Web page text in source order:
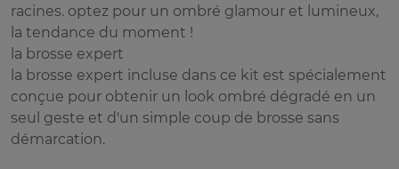
racines. optez pour un ombré glamour et lumineux,
la tendance du moment !
la brosse expert
la brosse expert incluse dans ce kit est spécialement
conçue pour obtenir un look ombré dégradé en un
seul geste et d'un simple coup de brosse sans
démarcation.